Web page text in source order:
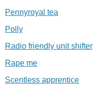
Pennyroyal tea
Polly
Radio friendly unit shifter
Rape me
Scentless apprentice